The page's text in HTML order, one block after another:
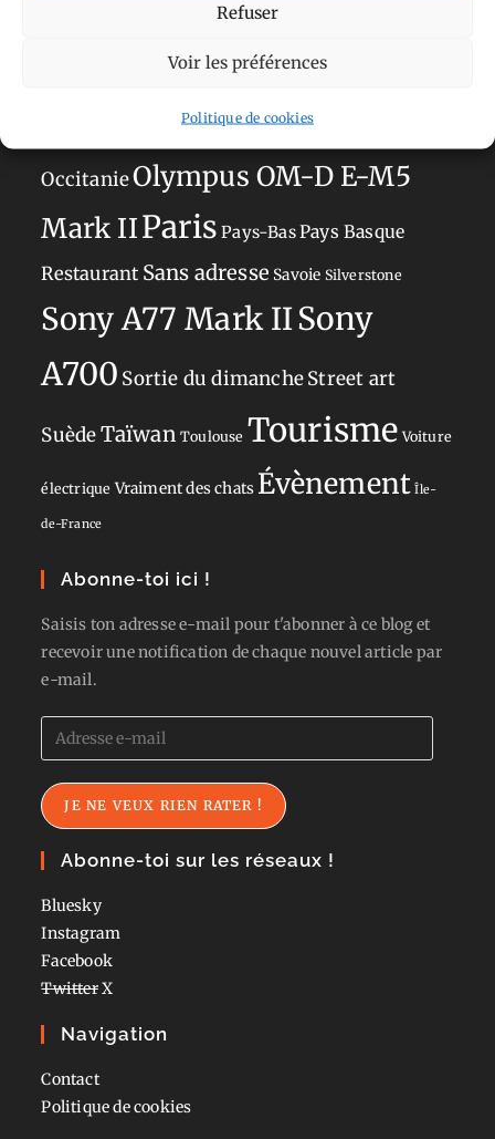
Refuser
Voir les préférences
Politique de cookies
Anti tourismeBarBelgique
Danemark
OccitanieOlympus OM-D E-M5
Mark IIParis Pays-BasPays Basque
Restaurant Sans adresse Savoie Silverstone
Sony A77 Mark IISony
A700 Sortie du dimancheStreet art
SuèdeTaïwan Toulouse Tourisme Voiture
électrique Vraiment des chats Évènement Île-
de-France
Abonne-toi ici !
Saisis ton adresse e-mail pour t'abonner à ce blog et
recevoir une notification de chaque nouvel article par
e-mail.
Adresse
e-
mail
JE NE VEUX RIEN RATER !
Abonne-toi sur les réseaux !
Bluesky
Instagram
Facebook
TwitterX
Navigation
Contact
Politique de cookies